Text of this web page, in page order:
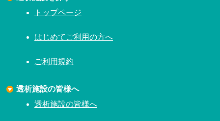
トップページ
はじめてご利用の方へ
ご利用規約
透析施設の皆様へ
透析施設の皆様へ